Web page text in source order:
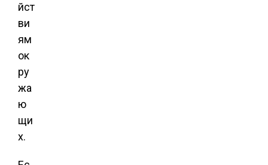
йст
ви
ям
ок
ру
жа
ю
щи
х.